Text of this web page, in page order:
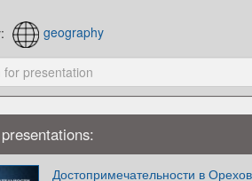
geography
Достопримечательности в